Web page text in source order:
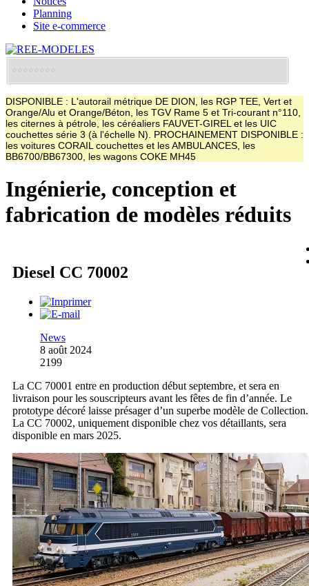
Planning
Site e-commerce
DISPONIBLE : L'autorail métrique DE DION, les RGP TEE, Vert et
Orange/Alu et Orange/Béton, les TGV Rame 5 et Tri-courant n°110,
les citernes à pétrole, les céréaliers FAUVET-GIREL et les UIC
couchettes série 3 (à l'échelle N). PROCHAINEMENT DISPONIBLE :
les voitures CORAIL couchettes et les AMBULANCES, les
BB6700/BB67300, les wagons COKE MH45
Ingénierie, conception et
fabrication de modèles réduits
Diesel CC 70002
News
8 août 2024
2199
La CC 70001 entre en production début septembre, et sera en
livraison pour les souscripteurs avant les fêtes de fin d’année. Le
prototype décoré laisse présager d’un superbe modèle de Collection.
La CC 70002, uniquement disponible chez vos détaillants, sera
disponible en mars 2025.